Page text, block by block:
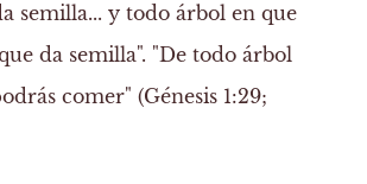
semilla... y todo árbol en que
da semilla". "De todo árbol
comer" (Génesis 1:29;